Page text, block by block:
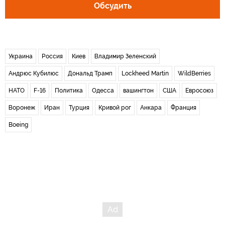
Обсудить
Украина Россия Киев Владимир Зеленский
Андрюс Кубилюс Дональд Трамп Lockheed Martin WildBerries
НАТО F-16 Политика Одесса вашингтон США Евросоюз
Воронеж Иран Турция Кривой рог Анкара Франция
Boeing